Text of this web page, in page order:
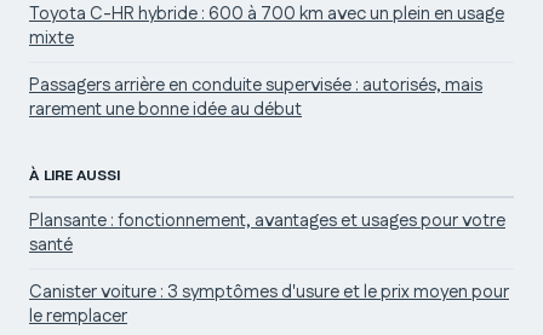
Toyota C-HR hybride : 600 à 700 km avec un plein en usage
mixte
Passagers arrière en conduite supervisée : autorisés, mais
rarement une bonne idée au début
À LIRE AUSSI
Plansante : fonctionnement, avantages et usages pour votre
santé
Canister voiture : 3 symptômes d'usure et le prix moyen pour
le remplacer